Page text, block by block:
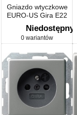
Gniazdo wtyczkowe
EURO-US Gira E22
kolor nat. stalowy
Niedostępny
0 wariantów